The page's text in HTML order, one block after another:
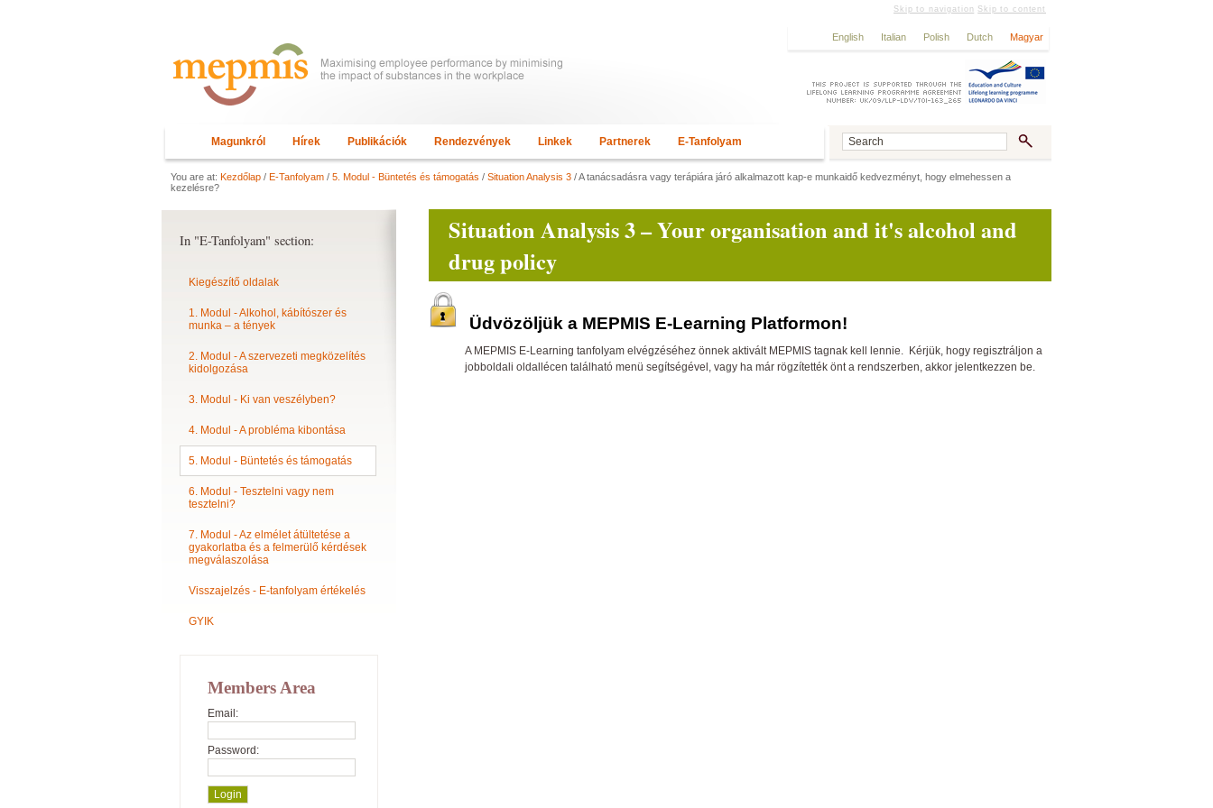
Skip to navigation Skip to content
English Italian Polish Dutch Magyar
Magunkról Hírek Publikációk Rendezvények Linkek Partnerek E-Tanfolyam
You are at: Kezdőlap / E-Tanfolyam / 5. Modul - Büntetés és támogatás / Situation Analysis 3 / A tanácsadásra vagy terápiára járó alkalmazott kap-e munkaidő kedvezményt, hogy elmehessen a
kezelésre?
Situation Analysis 3 – Your organisation and it's alcohol and
drug policy
Üdvözöljük a MEPMIS E-Learning Platformon!
A MEPMIS E-Learning tanfolyam elvégzéséhez önnek aktivált MEPMIS tagnak kell lennie. Kérjük, hogy regisztráljon a
jobboldali oldallécen található menü segítségével, vagy ha már rögzítették önt a rendszerben, akkor jelentkezzen be.
In "E-Tanfolyam" section:
Kiegészítő oldalak
1. Modul - Alkohol, kábítószer és
munka – a tények
2. Modul - A szervezeti megközelítés
kidolgozása
3. Modul - Ki van veszélyben?
4. Modul - A probléma kibontása
5. Modul - Büntetés és támogatás
6. Modul - Tesztelni vagy nem
tesztelni?
7. Modul - Az elmélet átültetése a
gyakorlatba és a felmerülő kérdések
megválaszolása
Visszajelzés - E-tanfolyam értékelés
GYIK
Members Area
Email:
Password: